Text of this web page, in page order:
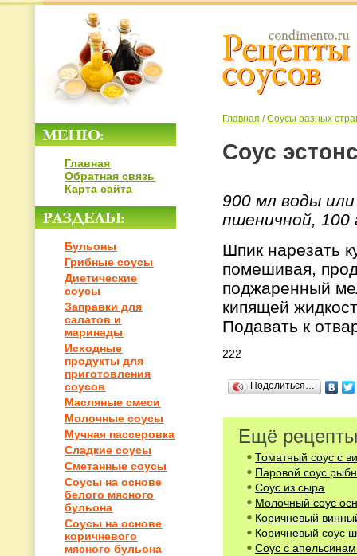
Главная
Обратная связь
Карта сайта
Бульоны
Грибные соусы
Диетические
соусы
Заправки для
салатов и
маринады
Исходные
продукты для
приготовления
соусов
Масляные смеси
Молочные соусы
Мучная пассеровка
Сладкие соусы
Сметанные соусы
Соусы на основе
белого мясного
бульона
Соусы на основе
коричневого
мясного бульона
Главная /Соусы разных
Соус
900 мл воды
пшеничной,
Шпик нарезать
помешивая,
поджаренный
кипящей
Подавать к
222
Поделиться…
Ещё
Томатный соус с
Паровой соус
Соус из сыра
Молочный соус
Коричневый
Коричневый соус
Соус с